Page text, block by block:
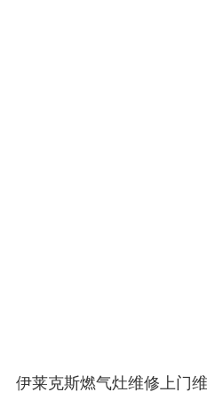
伊莱克斯燃气灶维修上门